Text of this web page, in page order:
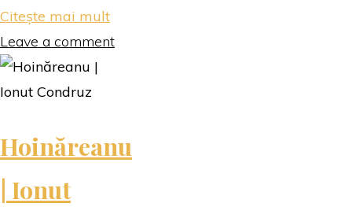
Citește mai mult"Când
ți-
ultima
Leave a comment
Hoinăreanu
| Ionut